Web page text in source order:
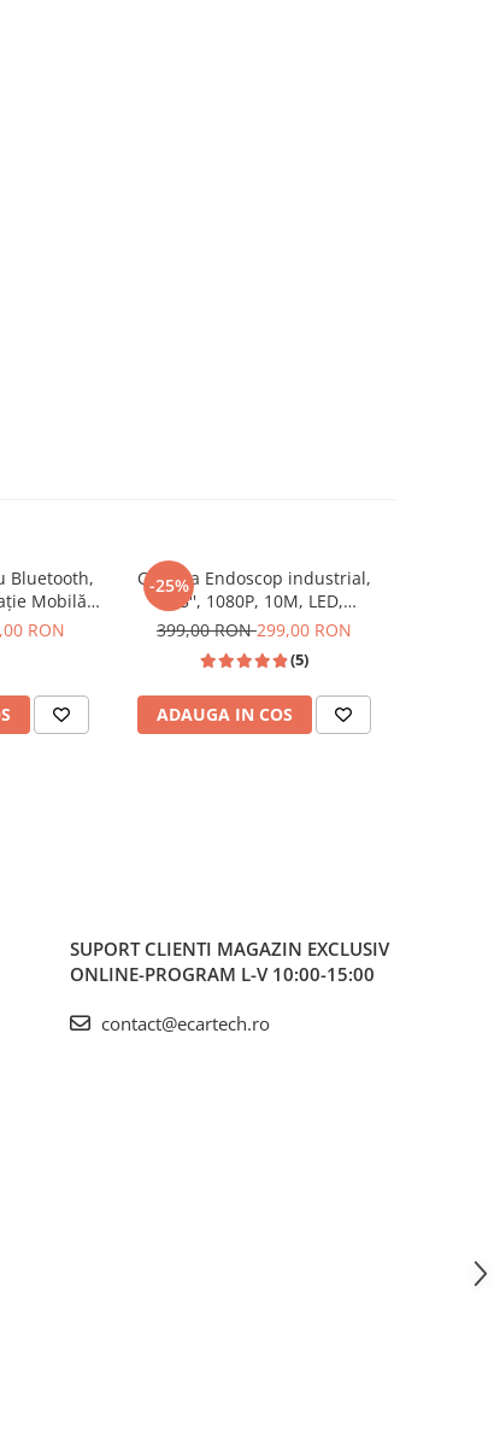
Bluetooth,
Mobilă,
și Lumini
RON
-25%
Camera Endoscop industrial,
4.3'', 1080P, 10M, LED,
2600mAh, Impermeabil,
399,00 RON299,00 RON
(5)
ADAUGA IN COS
SUPORT CLIENTI MAGAZIN EXCLUSIV
ONLINE-PROGRAM L-V 10:00-15:00
contact@ecartech.ro